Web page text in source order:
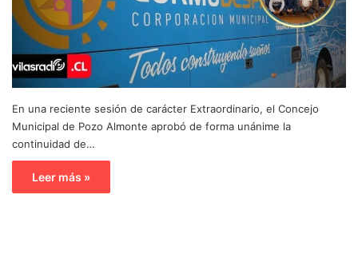
En una reciente sesión de carácter Extraordinario, el Concejo
Municipal de Pozo Almonte aprobó de forma unánime la
continuidad de…
Leer más »